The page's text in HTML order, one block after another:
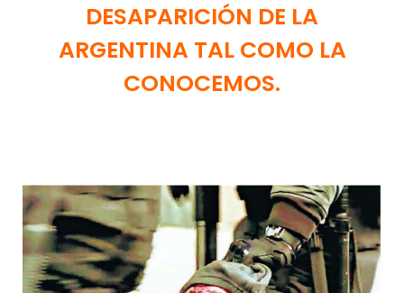
DESAPARICIÓN DE LA
ARGENTINA TAL COMO LA
CONOCEMOS.